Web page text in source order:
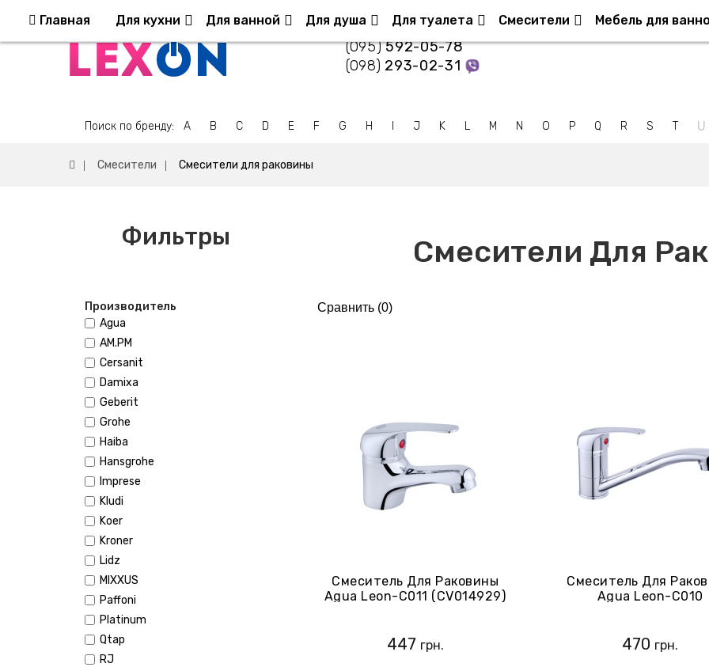
Оплата и Доставка
(095)592-05-78
(098) 293-02-31
Главная Для кухни Для ванной Для душа Для туалета Смесители Мебель для
Поиск по бренду: A B C D E F G H J K L M N O P Q R S T U
Смесители Смесители для раковины
Смесители Для
Сравнить (0)
Смеситель Для Раковины
Agua Leon-C011 (CV014929)
447 грн.
Смеситель Для
Agua Leon-C010
470 грн.
Фильтры
Производитель
Agua
AM.PM
Cersanit
Damixa
Geberit
Grohe
Haiba
Hansgrohe
Imprese
Kludi
Koer
Kroner
Lidz
MIXXUS
Paffoni
Platinum
Qtap
RJ